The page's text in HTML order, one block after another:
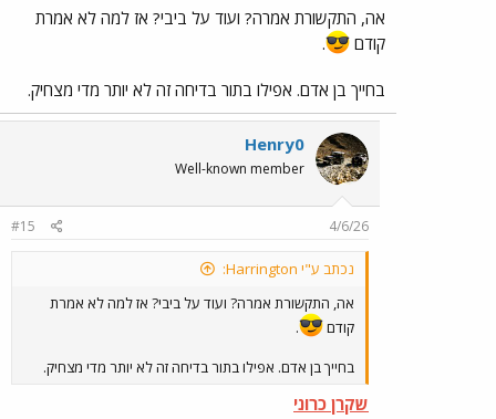
אה, התקשורת אמרה? ועוד על ביבי? אז למה לא אמרת
קודם
.
בחייך בן אדם. אפילו בתור בדיחה זה לא יותר מדי מצחיק.
Henry0
Well-known member
4/6/26
#15
נכתב ע"י Harrington:
אה, התקשורת אמרה? ועוד על ביבי? אז למה לא אמרת
קודם
.
בחייך בן אדם. אפילו בתור בדיחה זה לא יותר מדי מצחיק.
שקרן כרוני